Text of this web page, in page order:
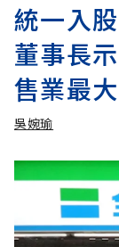
統一入
董事長
售業最
吳婉瑜